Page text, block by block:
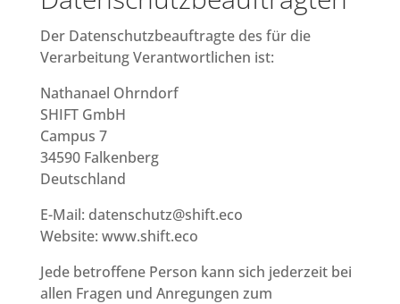
Der Datenschutzbeauftragte des für die
Verarbeitung Verantwortlichen ist:
Nathanael Ohrndorf
SHIFT GmbH
Campus 7
34590 Falkenberg
Deutschland
E-Mail: datenschutz@shift.eco
Website: www.shift.eco
Jede betroffene Person kann sich jederzeit bei
allen Fragen und Anregungen zum